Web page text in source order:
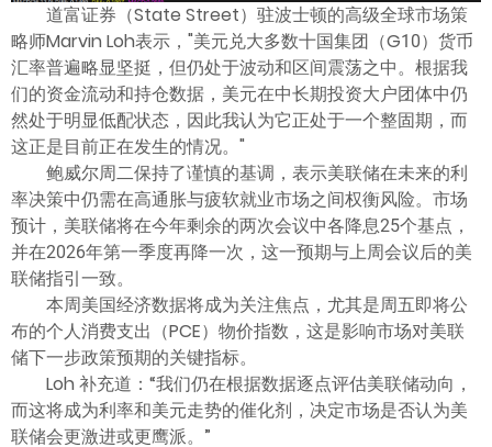
道富证券（State Street）驻波士顿的高级全球市场策
略师Marvin Loh表示，"美元兑大多数十国集团（G10）货币
汇率普遍略显坚挺，但仍处于波动和区间震荡之中。根据我
们的资金流动和持仓数据，美元在中长期投资大户团体中仍
然处于明显低配状态，因此我认为它正处于一个整固期，而
这正是目前正在发生的情况。"
鲍威尔周二保持了谨慎的基调，表示美联储在未来的利
率决策中仍需在高通胀与疲软就业市场之间权衡风险。市场
预计，美联储将在今年剩余的两次会议中各降息25个基点，
并在2026年第一季度再降一次，这一预期与上周会议后的美
联储指引一致。
本周美国经济数据将成为关注焦点，尤其是周五即将公
布的个人消费支出（PCE）物价指数，这是影响市场对美联
储下一步政策预期的关键指标。
Loh 补充道：“我们仍在根据数据逐点评估美联储动向，
而这将成为利率和美元走势的催化剂，决定市场是否认为美
联储会更激进或更鹰派。”